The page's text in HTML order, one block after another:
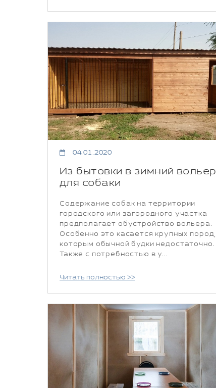
04.01.2020
Из бытовки в зимний вольер
для собаки
Содержание собак на территории
городского или загородного участка
предполагает обустройство вольера.
Особенно это касается крупных пород,
которым обычной будки недостаточно.
Также с потребностью в у...
Читать полностью >>